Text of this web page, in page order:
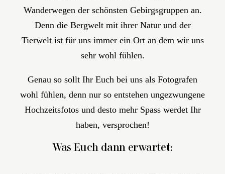
Wanderwegen der schönsten Gebirgsgruppen an.
Denn die Bergwelt mit ihrer Natur und der
Tierwelt ist für uns immer ein Ort an dem wir uns
sehr wohl fühlen.
Genau so sollt Ihr Euch bei uns als Fotografen
wohl fühlen, denn nur so entstehen ungezwungene
Hochzeitsfotos und desto mehr Spass werdet Ihr
haben, versprochen!
Was Euch dann erwartet: